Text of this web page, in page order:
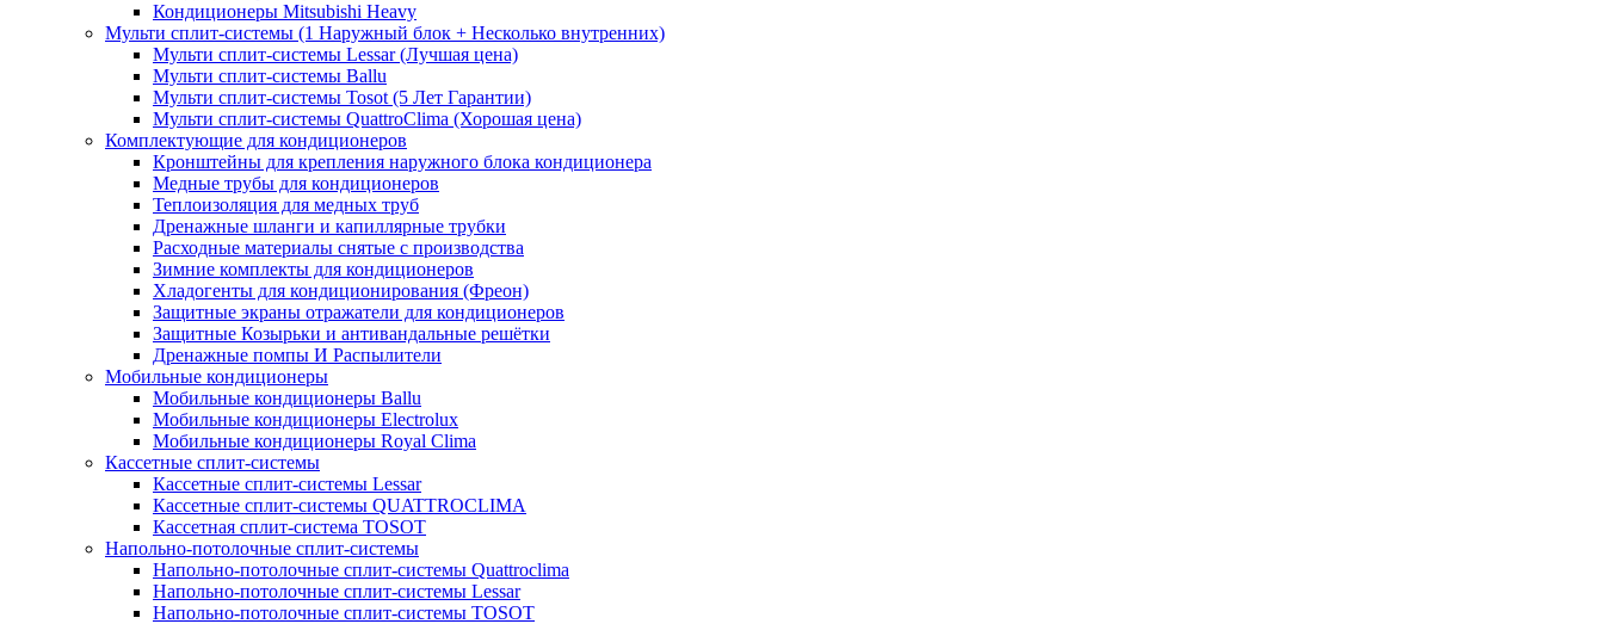
Кондиционеры Mitsubishi Heavy
Мульти сплит-системы (1 Наружный блок + Несколько внутренних)
Мульти сплит-системы Lessar (Лучшая цена)
Мульти сплит-системы Ballu
Мульти сплит-системы Tosot (5 Лет Гарантии)
Мульти сплит-системы QuattroClima (Хорошая цена)
Комплектующие для кондиционеров
Кронштейны для крепления наружного блока кондиционера
Медные трубы для кондиционеров
Теплоизоляция для медных труб
Дренажные шланги и капиллярные трубки
Расходные материалы снятые с производства
Зимние комплекты для кондиционеров
Хладогенты для кондиционирования (Фреон)
Защитные экраны отражатели для кондиционеров
Защитные Козырьки и антивандальные решётки
Дренажные помпы И Распылители
Мобильные кондиционеры
Мобильные кондиционеры Ballu
Мобильные кондиционеры Electrolux
Мобильные кондиционеры Royal Clima
Кассетные сплит-системы
Кассетные сплит-системы Lessar
Кассетные сплит-системы QUATTROCLIMA
Кассетная сплит-система TOSOT
Напольно-потолочные сплит-системы
Напольно-потолочные сплит-системы Quattroclima
Напольно-потолочные сплит-системы Lessar
Напольно-потолочные сплит-системы TOSOT